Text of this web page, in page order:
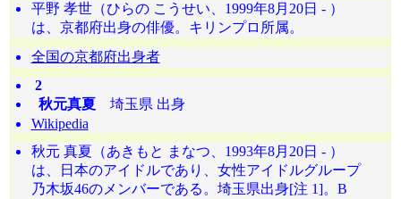
平野 孝世（ひらの こうせい、1999年8月20日 - ）
は、京都府出身の俳優。キリンプロ所属。
全国の京都府出身者
2
秋元真夏埼玉県 出身
Wikipedia
秋元 真夏（あきもと まなつ、1993年8月20日 - ）
は、日本のアイドルであり、女性アイドルグループ
乃木坂46のメンバーである。埼玉県出身[注 1]。B